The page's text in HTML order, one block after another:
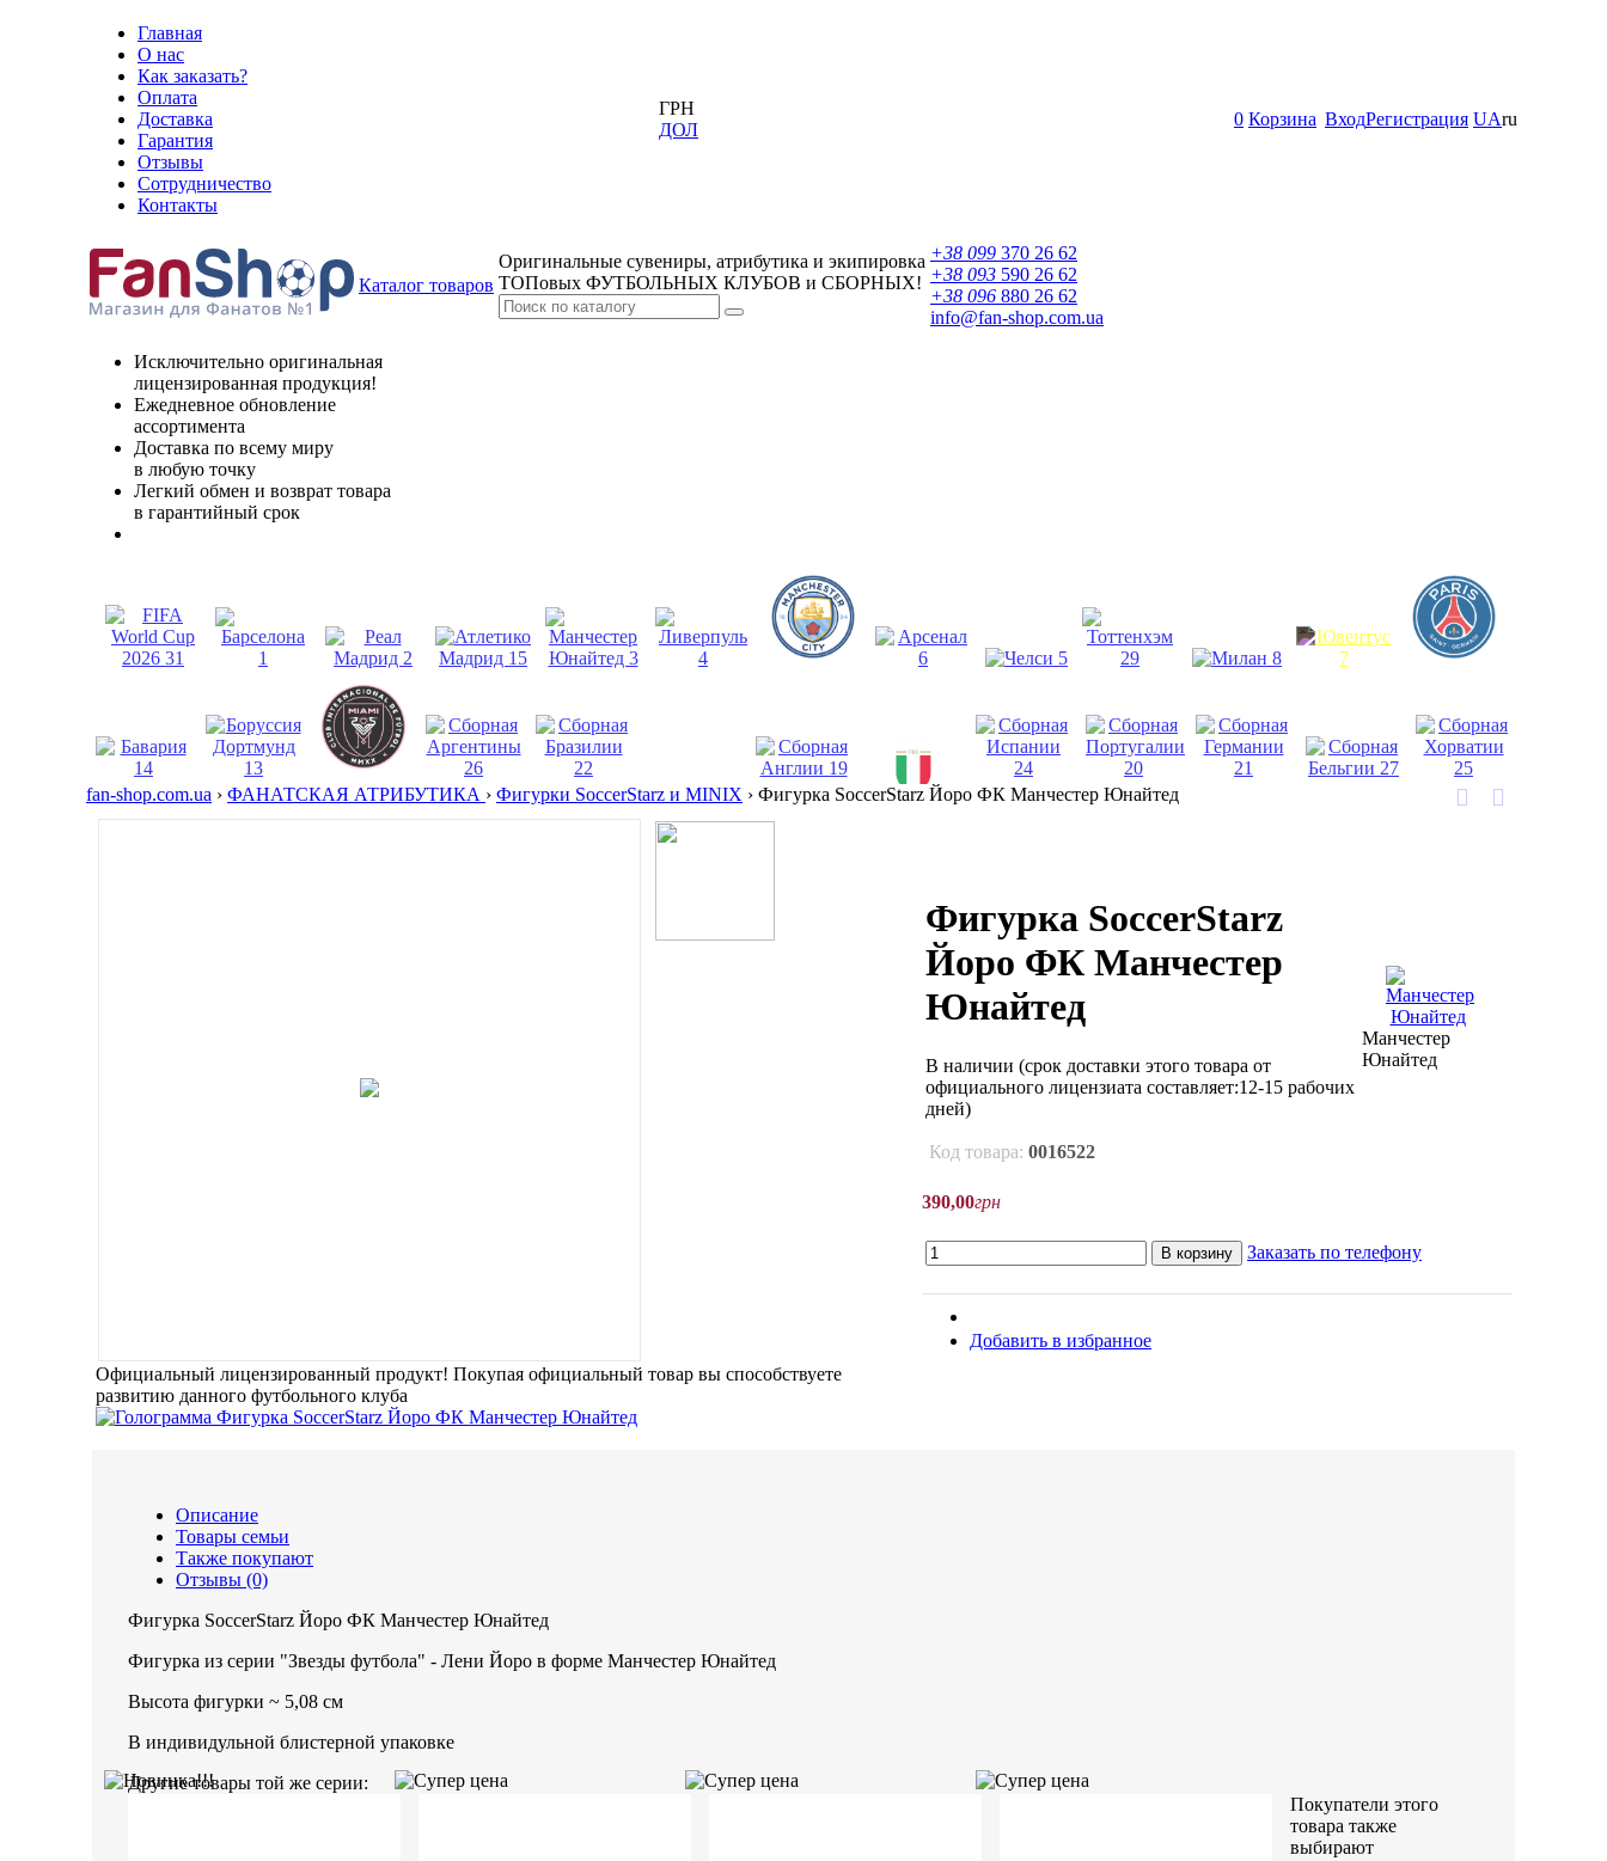
Главная
О нас
Как заказать?
Оплата
Доставка
Гарантия
Отзывы
Сотрудничество
Контакты
ГРН
ДОЛ
0 Корзина ВходРегистрация UAru
Каталог товаров
Оригинальные сувениры, атрибутика и экипировка
ТОПовых ФУТБОЛЬНЫХ КЛУБОВ и СБОРНЫХ!
+38 099 370 26 62
+38 093 590 26 62
+38 096 880 26 62
info@fan-shop.com.ua
Исключительно оригинальная
лицензированная продукция!
Ежедневное обновление
ассортимента
Доставка по всему миру
в любую точку
Легкий обмен и возврат товара
в гарантийный срок
fan-shop.com.ua › ФАНАТСКАЯ АТРИБУТИКА › Фигурки SoccerStarz и MINIX › Фигурка SoccerStarz Йоро ФК Манчестер Юнайтед
Официальный лицензированный продукт! Покупая официальный товар вы способствуете
развитию данного футбольного клуба
Фигурка SoccerStarz
Йоро ФК Манчестер
Юнайтед
В наличии (срок доставки этого товара от
официального лицензиата составляет:12-15 рабочих
дней)
Код товара: 0016522
Манчестер
Юнайтед
390,00грн
В корзину Заказать по телефону
Добавить в избранное
Описание
Товары семьи
Также покупают
Отзывы (0)
Фигурка SoccerStarz Йоро ФК Манчестер Юнайтед
Фигурка из серии "Звезды футбола" - Лени Йоро в форме Манчестер Юнайтед
Высота фигурки ~ 5,08 см
В индивидульной блистерной упаковке
Другие товары той же серии:
Покупатели этого
товара также
выбирают